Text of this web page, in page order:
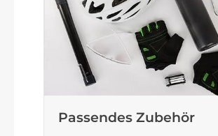
Sattelstütze
Syncros RR2.5 27.2/350mm
Passendes Zubehör